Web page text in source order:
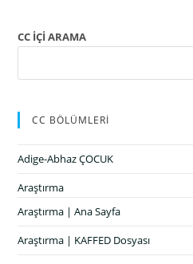
CC İÇİ ARAMA
CC BÖLÜMLERİ
Adige-Abhaz ÇOCUK
Araştırma
Araştırma | Ana Sayfa
Araştırma | KAFFED Dosyası